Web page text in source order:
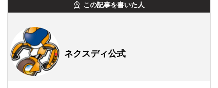
この記事を書いた人
ネクスディ公式